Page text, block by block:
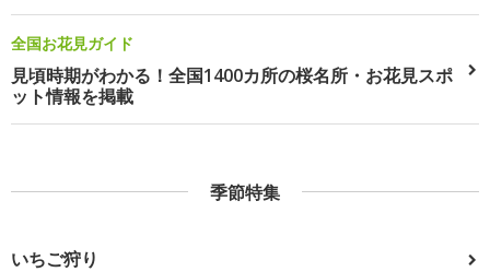
全国お花見ガイド
見頃時期がわかる！全国1400カ所の桜名所・お花見スポ
ット情報を掲載
季節特集
いちご狩り